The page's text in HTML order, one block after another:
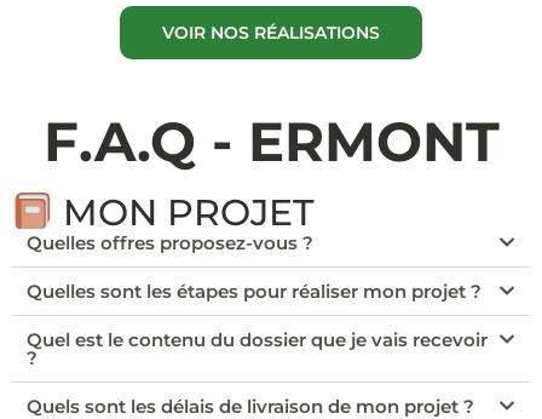
VOIR NOS RÉALISATIONS
F.A.Q - ERMONT
MON PROJET
Quelles offres proposez-vous ?
Quelles sont les étapes pour réaliser mon projet ?
Quel est le contenu du dossier que je vais recevoir
?
Quels sont les délais de livraison de mon projet ?